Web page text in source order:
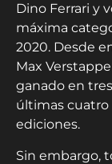
Dino Ferrari y
máxima
2020. Desde
Max
ganado en
últimas cuatro
ediciones.
Sin embargo,